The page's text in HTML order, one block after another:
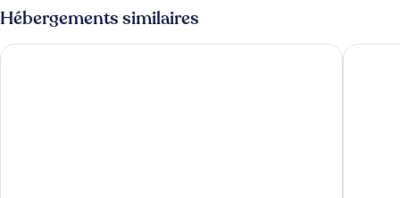
Deluxe
Room
type
de
chambre
Deluxe
Hébergements similaires
The Hoxton, Paris Hôtel